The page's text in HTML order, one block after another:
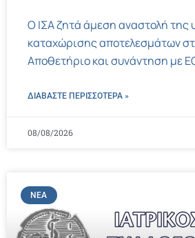
Ο ΙΣΑ ζητά άμεση αναστολή της
καταχώρισης αποτελεσμάτων
Αποθετήριο και συνάντηση με
ΔΙΑΒΑΣΤΕ ΠΕΡΙΣΣΌΤΕΡΑ »
08/08/2026
ΝΈΑ